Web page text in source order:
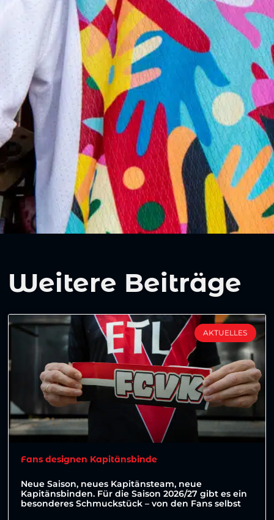
Weitere Beiträge
AKTUELLES
Fans designen Kapitänsbinde
Neue Saison, neues Kapitänsteam, neue
Kapitänsbinden. Für die Saison 2026/27 gibt es ein
besonderes Schmuckstück – von den Fans selbst